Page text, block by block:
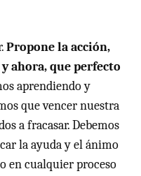
Propone la acción,
ahora, que perfecto
aprendiendo y
que vencer nuestra
a fracasar. Debemos
la ayuda y el ánimo
en cualquier proceso